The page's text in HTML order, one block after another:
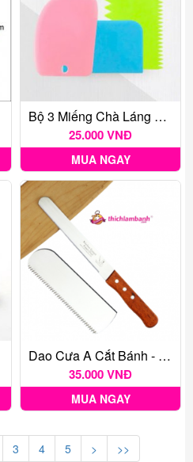
Bộ 3 Miếng Chà Láng Nhựa, Tạo Hình, Tạo Vân Bánh Kem
25.000 VNĐ
MUA NGAY
Dao Cưa A Cắt Bánh - Lưỡi 20cm 8 Inch
35.000 VNĐ
MUA NGAY
3 4 5 > >>